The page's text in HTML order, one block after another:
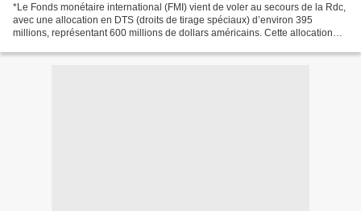
*Le Fonds monétaire international (FMI) vient de voler au secours de la Rdc,
avec une allocation en DTS (droits de tirage spéciaux) d’environ 395
millions, représentant 600 millions de dollars américains. Cette allocation